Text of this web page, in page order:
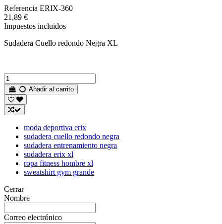
Referencia ERIX-360
21,89 €
Impuestos incluidos
Sudadera Cuello redondo Negra XL
Añadir al carrito
moda deportiva erix
sudadera cuello redondo negra
sudadera entrenamiento negra
sudadera erix xl
ropa fitness hombre xl
sweatshirt gym grande
Cerrar
Nombre
Correo electrónico